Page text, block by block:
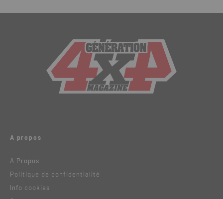
A propos
A Propos
Politique de confidentialité
Info cookies